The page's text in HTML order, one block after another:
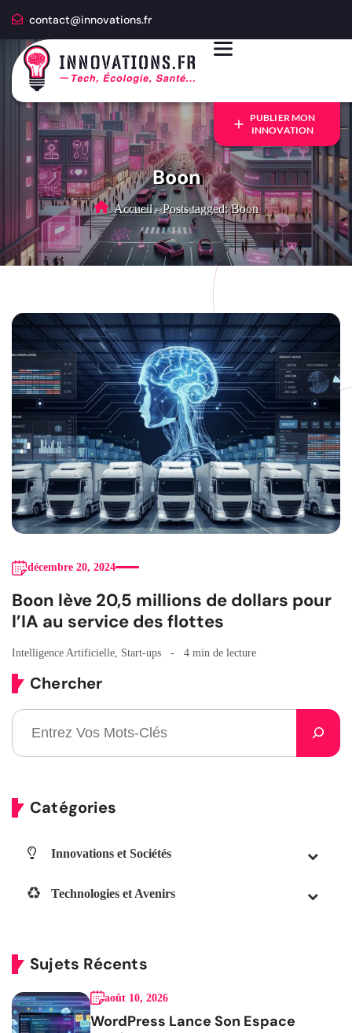
contact@innovations.fr
PUBLIER MON
INNOVATION
Boon
Accueil - Posts tagged: Boon
décembre 20, 2024
Boon lève 20,5 millions de dollars pour
l’IA au service des flottes
Intelligence Artificielle Start-ups 4 min de lecture
Chercher
Catégories
Innovations et Sociétés
Technologies et Avenirs
Sujets Récents
août 10, 2026
WordPress Lance Son Espace